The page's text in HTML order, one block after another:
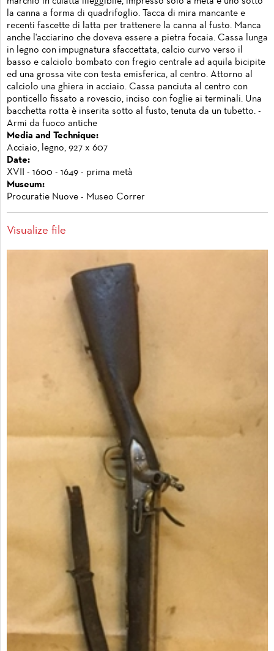
la canna a forma di quadrifoglio. Tacca di mira mancante e
recenti fascette di latta per trattenere la canna al fusto. Manca
anche l'acciarino che doveva essere a pietra focaia. Cassa lunga
in legno con impugnatura sfaccettata, calcio curvo verso il
basso e calciolo bombato con fregio centrale ad aquila bicipite
ed una grossa vite con testa emisferica, al centro. Attorno al
calciolo una ghiera in acciaio. Cassa panciuta al centro con
ponticello fissato a rovescio, inciso con foglie ai terminali. Una
bacchetta rotta è inserita sotto al fusto, tenuta da un tubetto. -
Armi da fuoco antiche
Media and Technique:
Acciaio, legno, 927 x 607
Date:
XVII - 1600 - 1649 - prima metà
Museum:
Procuratie Nuove - Museo Correr
Visualize file